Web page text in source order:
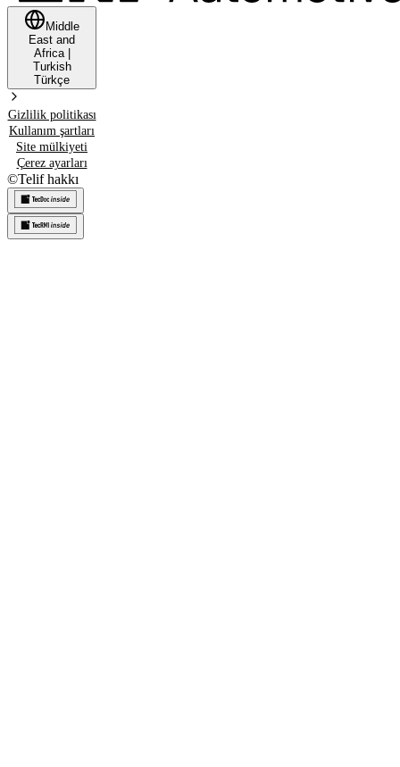
Middle
East and
Africa|
Turkish
Türkçe
Gizlilik politikası
Kullanım şartları
Site mülkiyeti
Çerez ayarları
©Telif hakkı